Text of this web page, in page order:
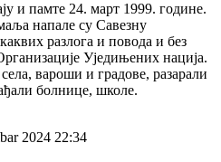
и памте 24. март 1999. године.
напале су Савезну
разлога и повода и без
Уједињених нација.
вароши и градове, разарали
болнице, школе.
2024 22:34